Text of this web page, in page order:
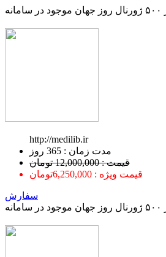
http://medilib.ir
ﻣﺪﺕ ﺯﻣﺎﻥ : 365 ﺭﻭﺯ
قیمت : 12,000,000 تومان
قیمت ویژه : 6,250,000تومان
سفارش